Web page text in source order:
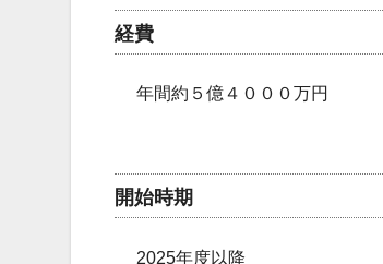
経費
年間約５億４０００万円
開始時期
2025年度以降